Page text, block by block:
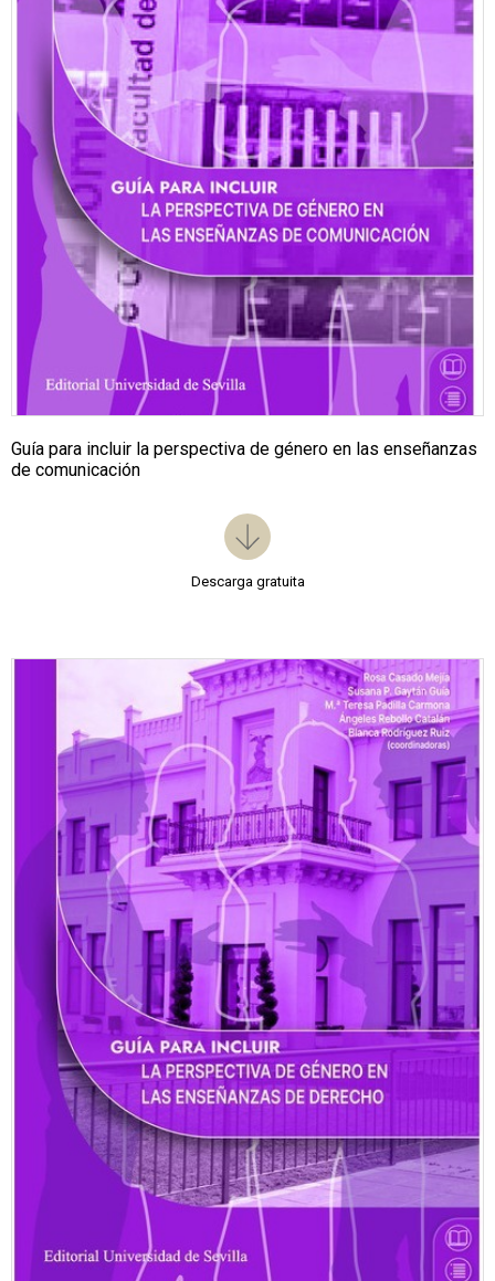
Guía para incluir la perspectiva de género en las enseñanzas
de comunicación
Descarga gratuita